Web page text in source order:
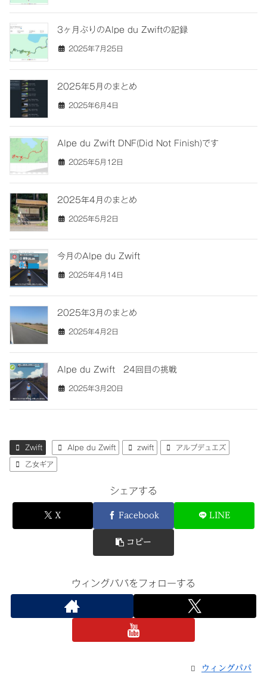
3ヶ月ぶりのAlpe du Zwiftの記録
2025年7月25日
2025年5月のまとめ
2025年6月4日
Alpe du Zwift DNF(Did Not Finish)です
2025年5月12日
2025年4月のまとめ
2025年5月2日
今月のAlpe du Zwift
2025年4月14日
2025年3月のまとめ
2025年4月2日
Alpe du Zwift 24回目の挑戦
2025年3月20日
Zwift Alpe du Zwift zwift アルプデュエズ
乙女ギア
シェアする
X Facebook LINE
コピー
ウィングパパをフォローする
ウィングパパ